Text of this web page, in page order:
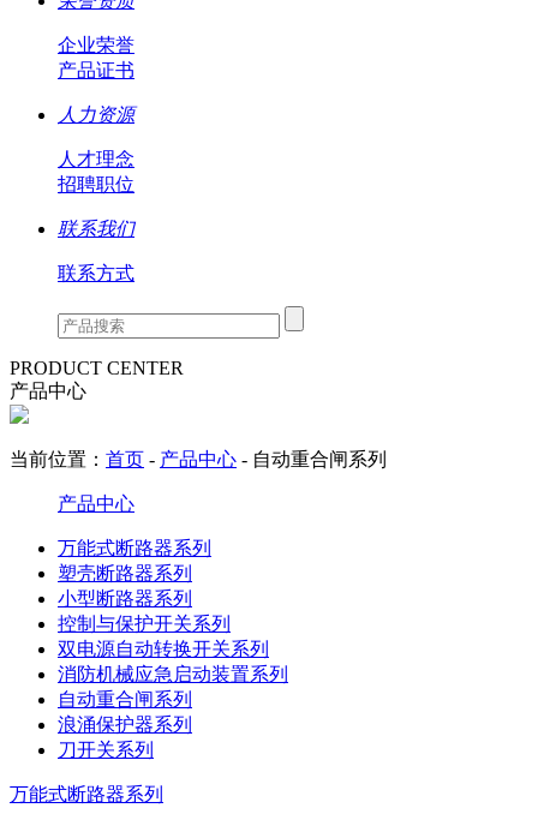
企业荣誉
产品证书
人力资源
人才理念
招聘职位
联系我们
联系方式
PRODUCT CENTER
产品中心
当前位置： 首页 - 产品中心 - 自动重合闸系列
产品中心
万能式断路器系列
塑壳断路器系列
小型断路器系列
控制与保护开关系列
双电源自动转换开关系列
消防机械应急启动装置系列
自动重合闸系列
浪涌保护器系列
刀开关系列
万能式断路器系列